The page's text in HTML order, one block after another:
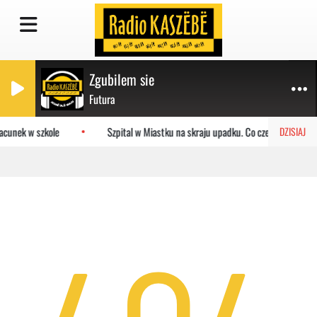
Zgubilem sie
Futura
DZISIAJ
w szkole Szpital w Miastku na skraju upadku. Co czeka placówkę?